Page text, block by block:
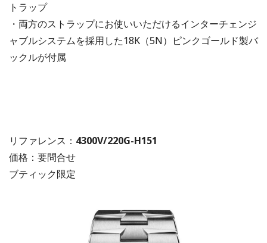
トラップ
・両方のストラップにお使いいただけるインターチェンジ
ャブルシステムを採用した18K（5N）ピンクゴールド製バ
ックルが付属
リファレンス： 4300V/220G-H151
価格：要問合せ
ブティック限定